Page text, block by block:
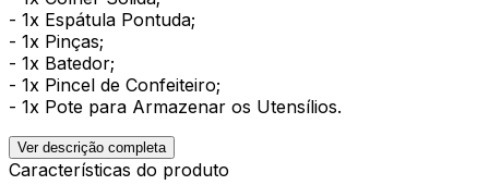
- 1x Espátula Pontuda;
- 1x Pinças;
- 1x Batedor;
- 1x Pincel de Confeiteiro;
- 1x Pote para Armazenar os Utensílios.
Ver descrição completa
Características do produto